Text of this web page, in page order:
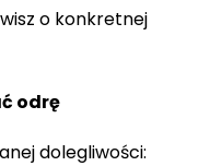
o konkretnej
odrę
dolegliwości: